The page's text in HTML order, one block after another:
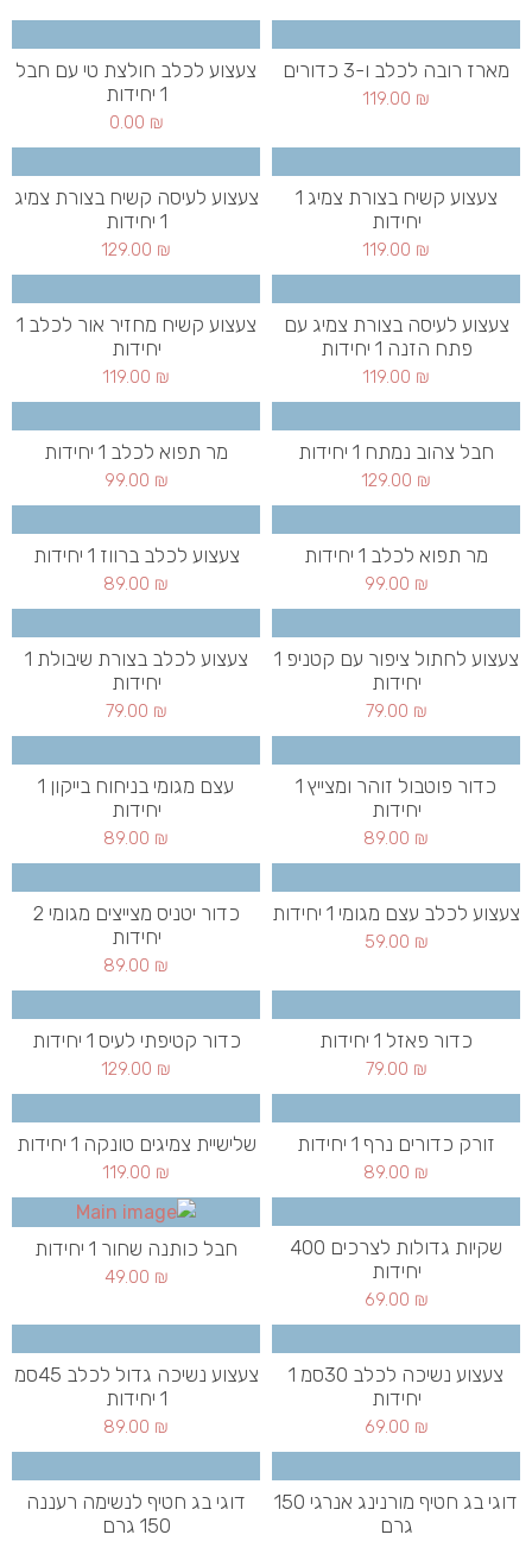
מארז רובה לכלב ו-3 כדורים
119.00 ₪
צעצוע לכלב חולצת טי עם חבל
1 יחידות
0.00 ₪
צעצוע קשיח בצורת צמיג 1
יחידות
119.00 ₪
צעצוע לעיסה קשיח בצורת צמיג
1 יחידות
129.00 ₪
צעצוע לעיסה בצורת צמיג עם
פתח הזנה 1 יחידות
119.00 ₪
צעצוע קשיח מחזיר אור לכלב 1
יחידות
119.00 ₪
חבל צהוב נמתח 1 יחידות
129.00 ₪
מר תפוא לכלב 1 יחידות
99.00 ₪
מר תפוא לכלב 1 יחידות
99.00 ₪
צעצוע לכלב ברווז 1 יחידות
89.00 ₪
צעצוע לחתול ציפור עם קטניפ 1
יחידות
79.00 ₪
צעצוע לכלב בצורת שיבולת 1
יחידות
79.00 ₪
כדור פוטבול זוהר ומצייץ 1
יחידות
89.00 ₪
עצם מגומי בניחוח בייקון 1
יחידות
89.00 ₪
צעצוע לכלב עצם מגומי 1 יחידות
59.00 ₪
כדור יטניס מצייצים מגומי 2
יחידות
89.00 ₪
כדור פאזל 1 יחידות
79.00 ₪
כדור קטיפתי לעיס 1 יחידות
129.00 ₪
זורק כדורים נרף 1 יחידות
89.00 ₪
שלישיית צמיגים טונקה 1 יחידות
119.00 ₪
שקיות גדולות לצרכים 400
יחידות
69.00 ₪
חבל כותנה שחור 1 יחידות
49.00 ₪
צעצוע נשיכה לכלב 30סמ 1
יחידות
69.00 ₪
צעצוע נשיכה גדול לכלב 45סמ
1 יחידות
89.00 ₪
דוגי בג חטיף מורנינג אנרגי 150
גרם
דוגי בג חטיף לנשימה רעננה
150 גרם